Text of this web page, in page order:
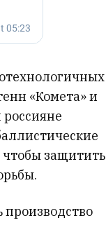
«Комета» и
защитить
производство